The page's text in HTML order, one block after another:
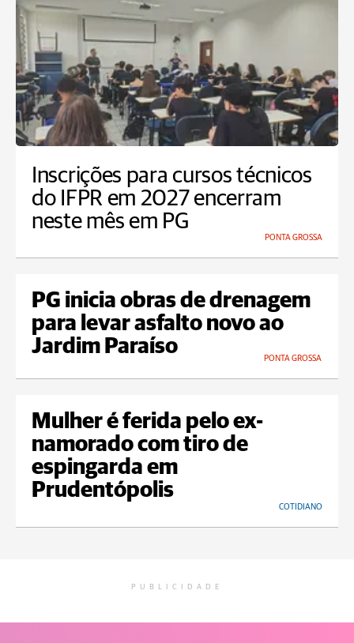
Inscrições para cursos técnicos
do IFPR em 2027 encerram
neste mês em PG
PONTA GROSSA
PG inicia obras de drenagem
para levar asfalto novo ao
Jardim Paraíso
PONTA GROSSA
Mulher é ferida pelo ex-
namorado com tiro de
espingarda em
Prudentópolis
COTIDIANO
PUBLICIDADE